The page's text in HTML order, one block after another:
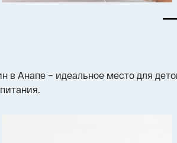
в Анапе – идеальное место для